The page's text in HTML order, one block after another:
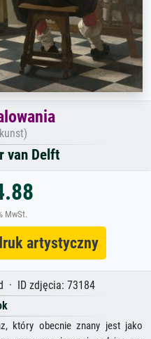
van Delft
MwSt.
artystyczny
· ID zdjęcia: 73184
który obecnie znany jest jako